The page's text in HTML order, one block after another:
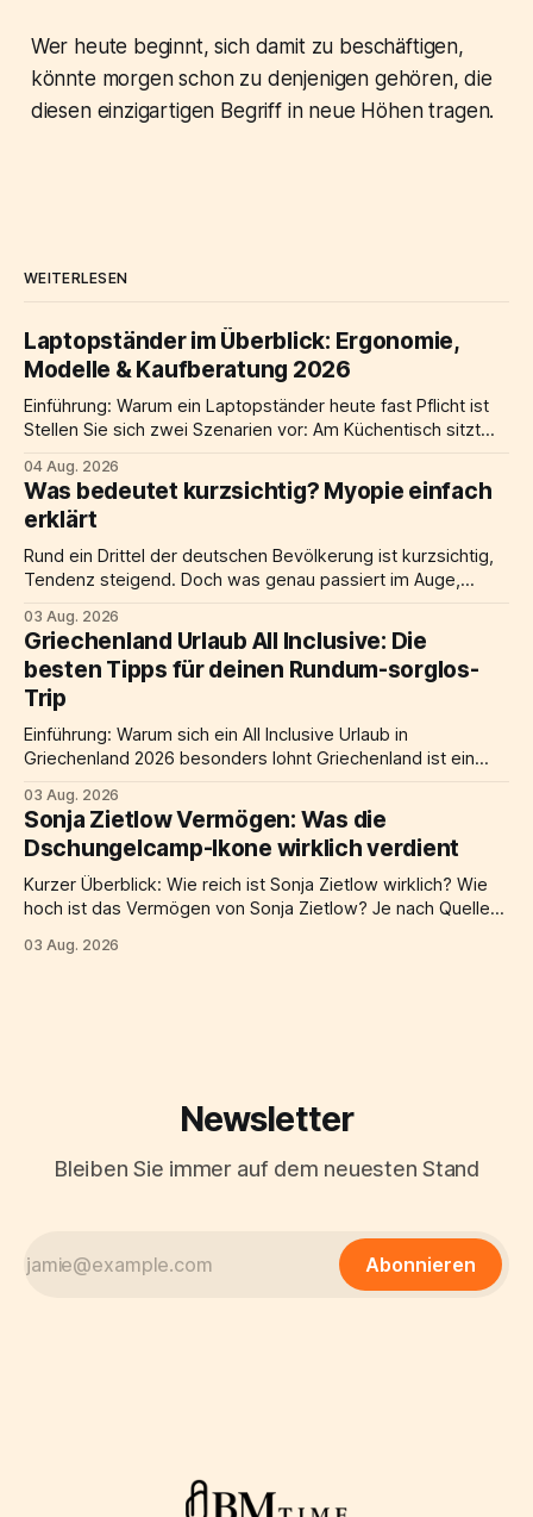
Wer heute beginnt, sich damit zu beschäftigen,
könnte morgen schon zu denjenigen gehören, die
diesen einzigartigen Begriff in neue Höhen tragen.
WEITERLESEN
Laptopständer im Überblick: Ergonomie,
Modelle & Kaufberatung 2026
Einführung: Warum ein Laptopständer heute fast Pflicht ist
Stellen Sie sich zwei Szenarien vor: Am Küchentisch sitzt
Schultern hochgezogen, der Nacken nach vorne geneigt.
Am Schreibtisch nebenan steht ein Notebook auf einem
laptop ständer, der Bildschirm befindet sich auf Augenhöhe,
davor eine
04 Aug. 2026
Was bedeutet kurzsichtig? Myopie einfach
erklärt
Rund ein Drittel der deutschen Bevölkerung ist kurzsichtig,
Tendenz steigend. Doch was genau passiert im Auge,
Möglichkeiten der Korrektur gibt es? Dieser Artikel liefert
alle wichtigen Informationen: von der Definition über
Ursachen und Symptome bis hin zu Behandlung, Risiken und
03 Aug. 2026
Griechenland Urlaub All Inclusive: Die
besten Tipps für deinen Rundum-sorglos-
Trip
Einführung: Warum sich ein All Inclusive Urlaub in
Griechenland 2026 besonders lohnt Griechenland ist ein
gutem Grund. Türkises meer, eine jahrtausendealte
geschichte, herzliche gastfreundschaft und eine küche, die
weltweit begeistert: Kaum ein land bietet eine solche
mischung aus erholung
03 Aug. 2026
Sonja Zietlow Vermögen: Was die
Dschungelcamp-Ikone wirklich verdient
Kurzer Überblick: Wie reich ist Sonja Zietlow wirklich? Wie
hoch ist das Vermögen von Sonja Zietlow? Je nach Quelle
auf etwa 6 Millionen Euro beziffert, einige Schätzungen
03 Aug. 2026
Newsletter
Bleiben Sie immer auf dem neuesten Stand
Abonnieren